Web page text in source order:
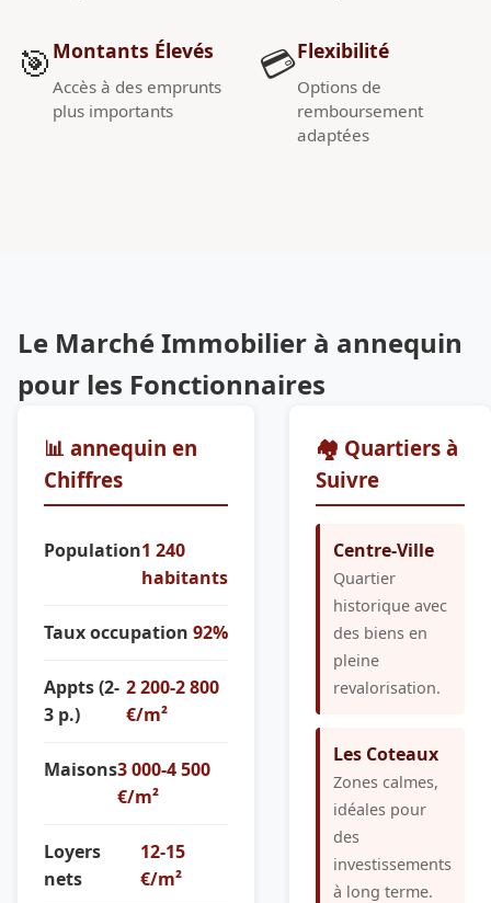
🎯 Montants Élevés
Accès à des emprunts
plus importants
💳Flexibilité
Options de
remboursement
adaptées
Le Marché Immobilier à annequin
pour les Fonctionnaires
📊 annequin en
Chiffres
Population1 240
habitants
Taux occupation 92%
Appts (2-
3 p.)
2 200-2 800
€/m²
Maisons3 000-4 500
€/m²
Loyers
nets
12-15
€/m²
🏘️ Quartiers à
Suivre
Centre-Ville
Quartier
historique avec
des biens en
pleine
revalorisation.
Les Coteaux
Zones calmes,
idéales pour
des
investissements
à long terme.